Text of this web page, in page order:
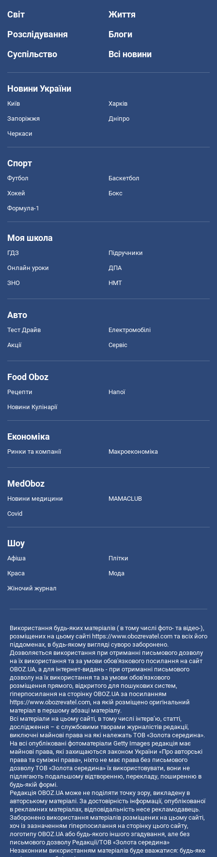
Світ
Життя
Розслідування
Блоги
Суспільство
Всі новини
Новини України
Київ Харків
Запоріжжя Дніпро
Черкаси
Спорт
Футбол Баскетбол
Хокей Бокс
Формула-1
Моя школа
ГДЗ Підручники
Онлайн уроки ДПА
ЗНО НМТ
Авто
Тест Драйв Електромобілі
Акції Сервіс
Food Oboz
Рецепти Напої
Новини Кулінарії
Економіка
Ринки та компанії Макроекономіка
MedOboz
Новини медицини MAMACLUB
Covid
Шоу
Афіша Плітки
Краса Мода
Жіночий журнал
Використання будь-яких матеріалів ( в тому числі фото- та відео-),
розміщених на цьому сайті https://www.obozrevatel.com та всіх його
піддоменах, в будь-якому вигляді суворо заборонено.
Дозволяється використання при отриманні письмового дозволу
на їх використання та за умови обов'язкового посилання на сайт
OBOZ.UA, а для інтернет-видань - при отриманні письмового
дозволу на їх використання та за умови обов'язкового
розміщення прямого, відкритого для пошукових систем,
гіперпосилання на сторінку OBOZ.UA за посиланням
https://www.obozrevatel.com, на якій розміщено оригінальний
матеріал в першому абзаці матеріалу.
Всі матеріали на цьому сайті, в тому числі інтерв’ю, статті,
дослідження – є службовими творами журналістів редакції,
виключні майнові права на які належать ТОВ «Золота середина».
На всі опубліковані фотоматеріали Getty Images редакція має
майнові права, які захищаються законом України «Про авторські
права та суміжні права», ніхто не має права без письмового
дозволу ТОВ «Золота середина» їх використовувати, вони не
підлягають подальшому відтворенню, перекладу, поширенню в
будь-якій формі.
Редакція OBOZ.UA може не поділяти точку зору, викладену в
авторському матеріалі. За достовірність інформації, опублікованої
в рекламних матеріалах, відповідальність несе рекламодавець.
Заборонено використання матеріалів розміщених на цьому сайті,
хоч із зазначенням гіперпосилання на сторінку цього сайту,
логотипу OBOZ.UA або будь-якого іншого згадування, але без
письмового дозволу Редакції/ТОВ «Золота середина»
Незаконним використанням матеріалів буде вважатися: будь-яке